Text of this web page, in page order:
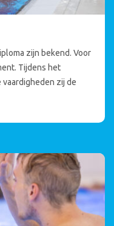
zijn bekend. Voor
Tijdens het
zij de